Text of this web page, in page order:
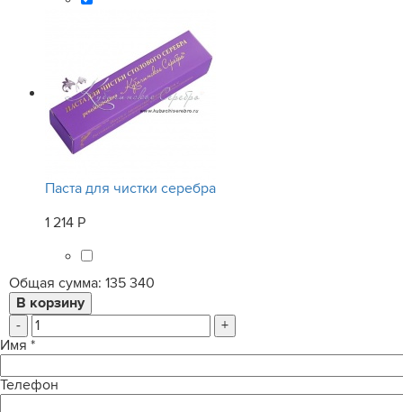
Паста для чистки серебра
1 214 Р
Общая сумма: 135 340
-
+
Имя *
Телефон